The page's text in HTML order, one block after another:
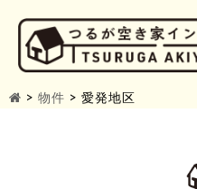
> 物件 > 愛発地区